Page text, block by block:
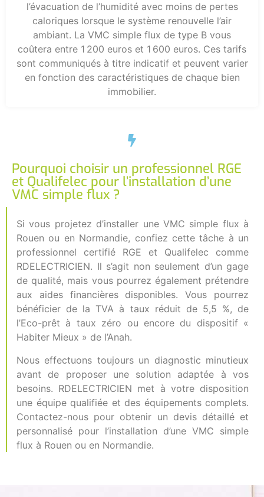
l’évacuation de l’humidité avec moins de pertes
caloriques lorsque le système renouvelle l’air
ambiant. La VMC simple flux de type B vous
coûtera entre 1 200 euros et 1 600 euros. Ces tarifs
sont communiqués à titre indicatif et peuvent varier
en fonction des caractéristiques de chaque bien
immobilier.
Pourquoi choisir un professionnel RGE
et Qualifelec pour l’installation d’une
VMC simple flux ?
Si vous projetez d’installer une VMC simple flux à
Rouen ou en Normandie, confiez cette tâche à un
professionnel certifié RGE et Qualifelec comme
RDELECTRICIEN. Il s’agit non seulement d’un gage
de qualité, mais vous pourrez également prétendre
aux aides financières disponibles. Vous pourrez
bénéficier de la TVA à taux réduit de 5,5 %, de
l’Eco-prêt à taux zéro ou encore du dispositif «
Habiter Mieux » de l’Anah.
Nous effectuons toujours un diagnostic minutieux
avant de proposer une solution adaptée à vos
besoins. RDELECTRICIEN met à votre disposition
une équipe qualifiée et des équipements complets.
Contactez-nous pour obtenir un devis détaillé et
personnalisé pour l’installation d’une VMC simple
flux à Rouen ou en Normandie.